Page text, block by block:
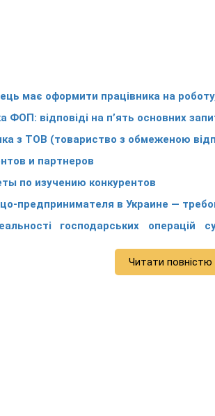
має оформити працівника на
ФОП: відповіді на п’ять основних
з ТОВ (товариство з обмеженою
и партнеров
по изучению конкурентов
предпринимателя в Украине —
господарських операцій
Читати повністю